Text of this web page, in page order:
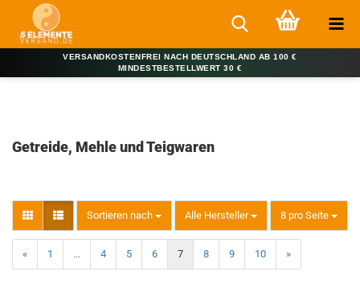
VERSANDKOSTENFREI NACH DEUTSCHLAND AB 100 €
MINDESTBESTELLWERT 30 €
Getreide, Mehle und Teigwaren
Sortieren nach Alle Hersteller 8 pro Seite
« 1 ... 4 5 6 7 8 9 10 »